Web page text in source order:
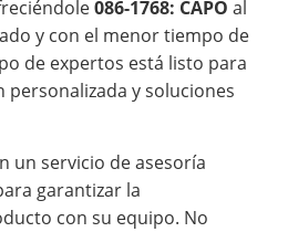
086-1768: CAPÓ al
y con el menor tiempo de
de expertos está listo para
y soluciones
un servicio de asesoría
garantizar la
con su equipo. No